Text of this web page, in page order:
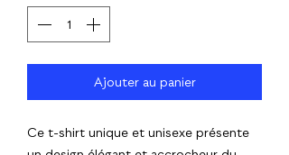
Ajouter au panier
Ce t-shirt unique et unisexe présente